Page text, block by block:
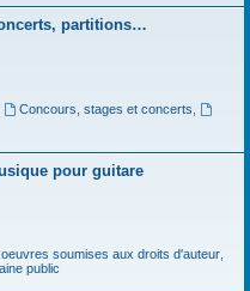
partitions…
Concours, stages et concerts
pour guitare
soumises aux droits d'auteur,
public